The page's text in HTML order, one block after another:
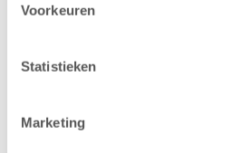
Voorkeuren
Statistieken
Marketing
Privacyverklaring
Caravanstalling Drenthe